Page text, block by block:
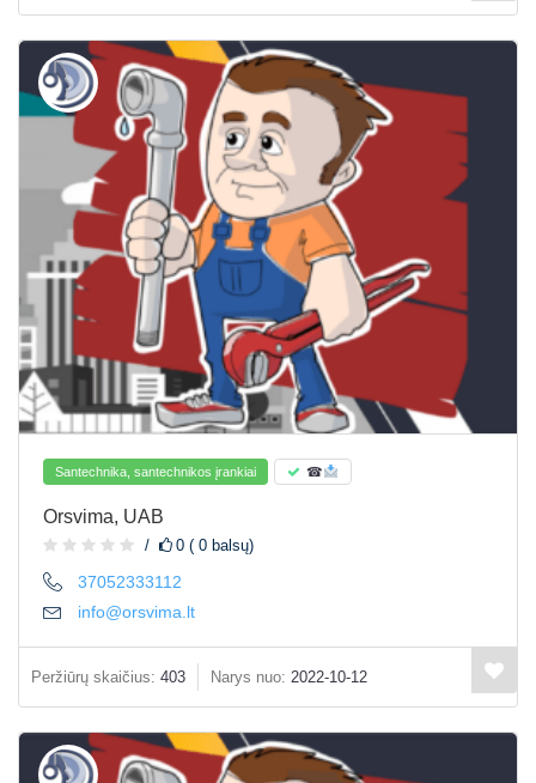
Santechnika, santechnikos įrankiai ☎
Orsvima, UAB
0 ( 0 balsų)
37052333112
info@orsvima.lt
Peržiūrų skaičius: 403 Narys nuo: 2022-10-12